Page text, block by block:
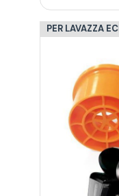
PER LAVAZZA